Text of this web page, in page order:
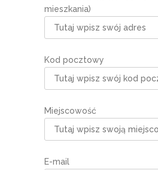
mieszkania)
Kod pocztowy
Miejscowość
E-mail